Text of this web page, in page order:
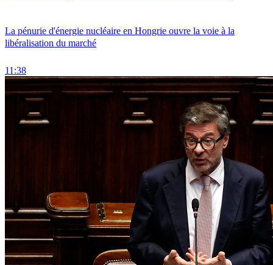
La pénurie d'énergie nucléaire en Hongrie ouvre la voie à la
libéralisation du marché
11:38